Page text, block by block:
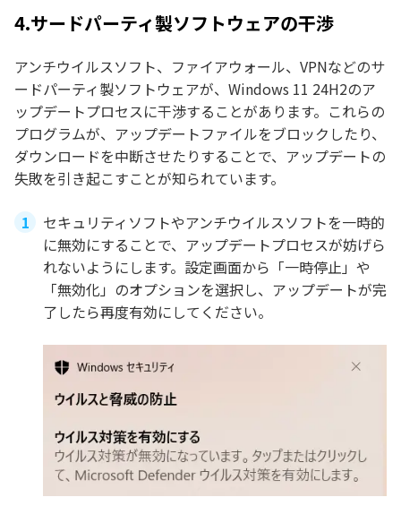
4.サードパーティ製ソフトウェアの干渉
アンチウイルスソフト、ファイアウォール、VPNなどのサ
ードパーティ製ソフトウェアが、Windows 11 24H2のア
ップデートプロセスに干渉することがあります。これらの
プログラムが、アップデートファイルをブロックしたり、
ダウンロードを中断させたりすることで、アップデートの
失敗を引き起こすことが知られています。
セキュリティソフトやアンチウイルスソフトを一時的
に無効にすることで、アップデートプロセスが妨げら
れないようにします。設定画面から「一時停止」や
「無効化」のオプションを選択し、アップデートが完
了したら再度有効にしてください。